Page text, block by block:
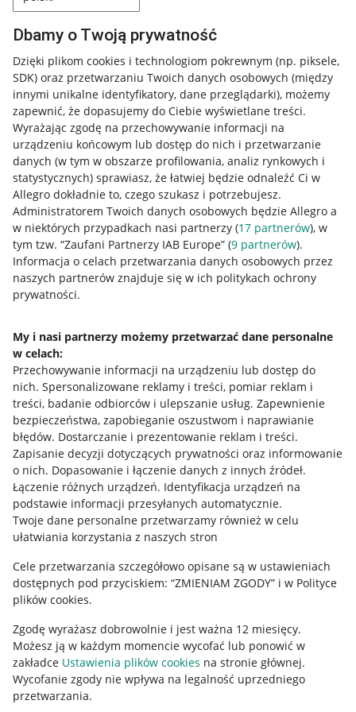
Dbamy o Twoją prywatność
Dzięki plikom cookies i technologiom pokrewnym (np. piksele,
SDK) oraz przetwarzaniu Twoich danych osobowych (między
innymi unikalne identyfikatory, dane przeglądarki), możemy
zapewnić, że dopasujemy do Ciebie wyświetlane treści.
Wyrażając zgodę na przechowywanie informacji na
urządzeniu końcowym lub dostęp do nich i przetwarzanie
danych (w tym w obszarze profilowania, analiz rynkowych i
statystycznych) sprawiasz, że łatwiej będzie odnaleźć Ci w
Allegro dokładnie to, czego szukasz i potrzebujesz.
Administratorem Twoich danych osobowych będzie Allegro a
w niektórych przypadkach nasi partnerzy (17 partnerów), w
tym tzw. “Zaufani Partnerzy IAB Europe” (9 partnerów).
Informacja o celach przetwarzania danych osobowych przez
naszych partnerów znajduje się w ich politykach ochrony
prywatności.
My i nasi partnerzy możemy przetwarzać dane personalne
w celach:
Przechowywanie informacji na urządzeniu lub dostęp do
nich. Spersonalizowane reklamy i treści, pomiar reklam i
treści, badanie odbiorców i ulepszanie usług. Zapewnienie
bezpieczeństwa, zapobieganie oszustwom i naprawianie
błędów. Dostarczanie i prezentowanie reklam i treści.
Zapisanie decyzji dotyczących prywatności oraz informowanie
o nich. Dopasowanie i łączenie danych z innych źródeł.
Łączenie różnych urządzeń. Identyfikacja urządzeń na
podstawie informacji przesyłanych automatycznie.
Twoje dane personalne przetwarzamy również w celu
ułatwiania korzystania z naszych stron
Cele przetwarzania szczegółowo opisane są w ustawieniach
dostępnych pod przyciskiem: “ZMIENIAM ZGODY” i w Polityce
plików cookies.
Zgodę wyrażasz dobrowolnie i jest ważna 12 miesięcy.
Możesz ją w każdym momencie wycofać lub ponowić w
zakładce Ustawienia plików cookies na stronie głównej.
Wycofanie zgody nie wpływa na legalność uprzedniego
przetwarzania.
Przydatne informacje
Jak to działa
Allegro Gadane dla sprzedających
Allegro Gadane dla kupujących
Mapa miejscowości
Informacje prawne
Regulamin
Polityka plików "cookies"
Ustawienia plików "cookies"
Udostępnianie lokalizacji
Informacje dla Aktu o Usługach Cyfrowych
Pobierz aplikację